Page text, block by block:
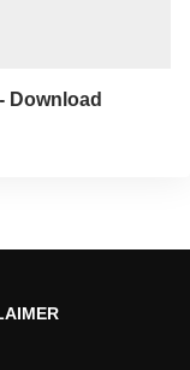
Download